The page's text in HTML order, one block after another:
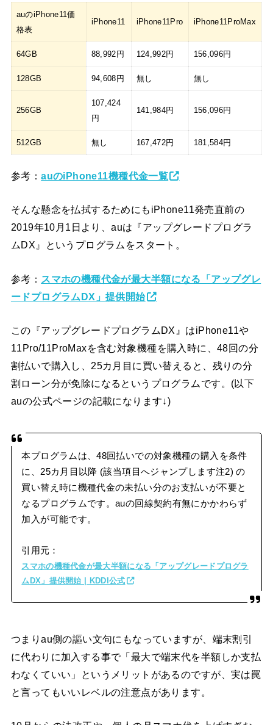
auのiPhone11価
格表
iPhone11 iPhone11Pro iPhone11ProMax
64GB 88,992円 124,992円 156,096円
128GB 94,608円 無し 無し
256GB
107,424
円
141,984円 156,096円
512GB 無し 167,472円 181,584円
参考：auのiPhone11機種代金一覧
そんな懸念を払拭するためにもiPhone11発売直前の
2019年10月1日より、auは『アップグレードプログラ
ムDX』というプログラムをスタート。
参考： スマホの機種代金が最大半額になる「アップグレ
ードプログラムDX」提供開始
この『アップグレードプログラムDX』はiPhone11や
11Pro/11ProMaxを含む対象機種を購入時に、48回の分
割払いで購入し、25カ月目に買い替えると、残りの分
割ローン分が免除になるというプログラムです。(以下
auの公式ページの記載になります↓)
本プログラムは、48回払いでの対象機種の購入を条件
に、25カ月目以降 (該当項目へジャンプします注2) の
買い替え時に機種代金の未払い分のお支払いが不要と
なるプログラムです。auの回線契約有無にかかわらず
加入が可能です。
引用元：
スマホの機種代金が最大半額になる「アップグレードプログラ
ムDX」提供開始 | KDDI公式
つまりau側の謳い文句にもなっていますが、端末割引
に代わりに加入する事で「最大で端末代を半額しか支払
わなくていい」というメリットがあるのですが、実は罠
と言ってもいいレベルの注意点があります。